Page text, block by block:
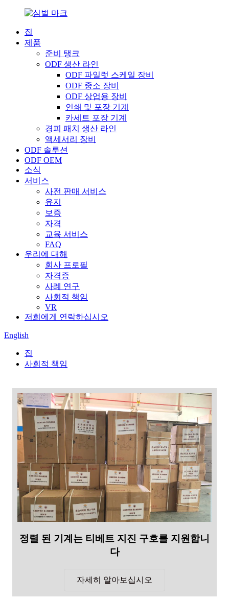
집
제품
준비 탱크
ODF 생산 라인
ODF 파일럿 스케일 장비
ODF 중소 장비
ODF 상업용 장비
인쇄 및 포장 기계
카세트 포장 기계
경피 패치 생산 라인
액세서리 장비
ODF 솔루션
ODF OEM
소식
서비스
사전 판매 서비스
유지
보증
자격
교육 서비스
FAQ
우리에 대해
회사 프로필
자격증
사례 연구
사회적 책임
VR
저희에게 연락하십시오
English
집
사회적 책임
정렬 된 기계는 티베트 지진 구호를 지원합니
다
자세히 알아보십시오